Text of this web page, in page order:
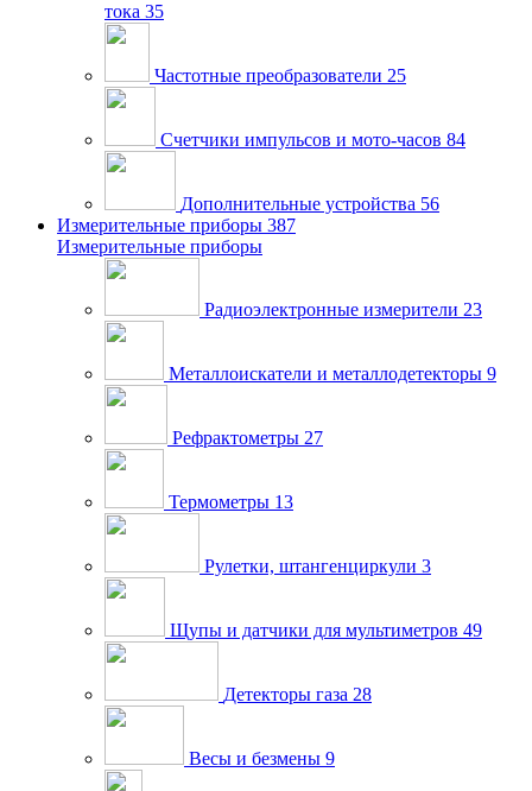
тока 35
Частотные преобразователи 25
Счетчики импульсов и мото-часов 84
Дополнительные устройства 56
Измерительные приборы 387
Измерительные приборы
Радиоэлектронные измерители 23
Металлоискатели и металлодетекторы 9
Рефрактометры 27
Термометры 13
Рулетки, штангенциркули 3
Щупы и датчики для мультиметров 49
Детекторы газа 28
Весы и безмены 9